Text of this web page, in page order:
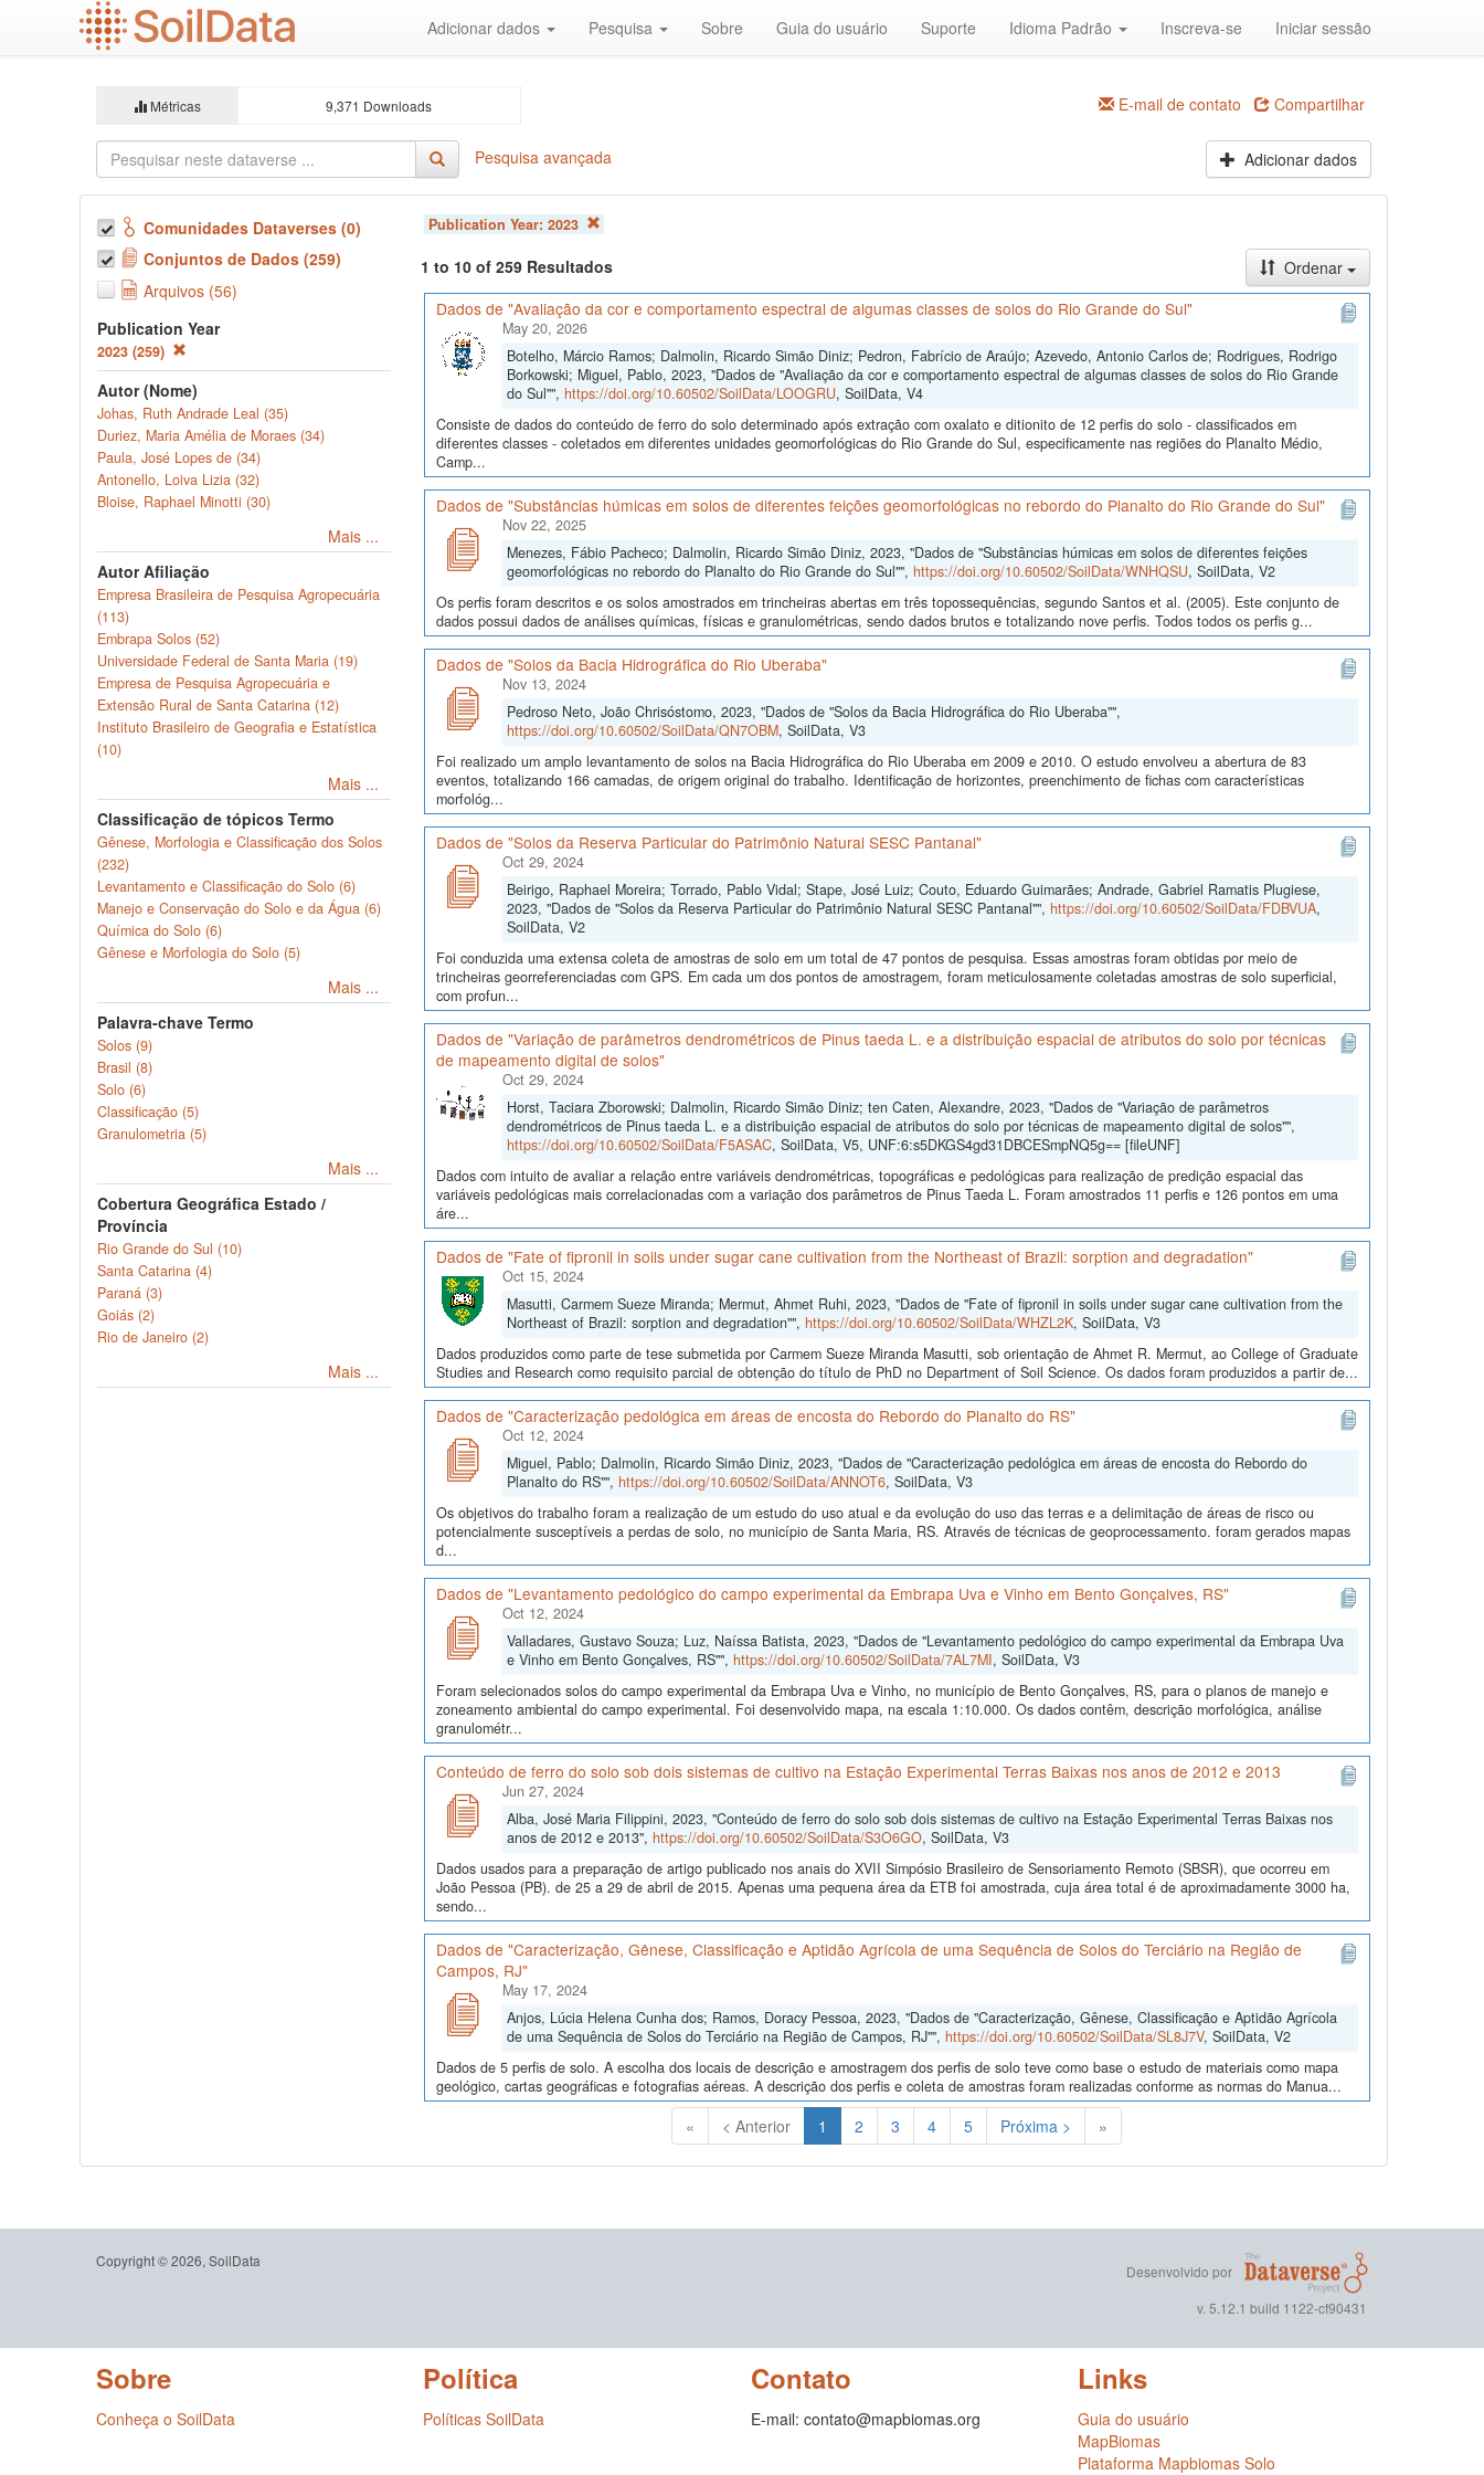
Adicionar dados Pesquisa Sobre Guia do usuário Suporte Idioma Padrão Inscreva-se Iniciar sessão
Métricas 9,371 Downloads E-mail de contato Compartilhar
Pesquisa avançada Adicionar dados
Comunidades Dataverses (0)
Conjuntos de Dados (259)
Arquivos (56)
Publication Year
2023 (259)
Autor (Nome)
Johas, Ruth Andrade Leal (35)
Duriez, Maria Amélia de Moraes (34)
Paula, José Lopes de (34)
Antonello, Loiva Lizia (32)
Bloise, Raphael Minotti (30)
Mais ...
Autor Afiliação
Empresa Brasileira de Pesquisa Agropecuária
(113)
Embrapa Solos (52)
Universidade Federal de Santa Maria (19)
Empresa de Pesquisa Agropecuária e
Extensão Rural de Santa Catarina (12)
Instituto Brasileiro de Geografia e Estatística
(10)
Mais ...
Classificação de tópicos Termo
Gênese, Morfologia e Classificação dos Solos
(232)
Levantamento e Classificação do Solo (6)
Manejo e Conservação do Solo e da Água (6)
Química do Solo (6)
Gênese e Morfologia do Solo (5)
Mais ...
Palavra-chave Termo
Solos (9)
Brasil (8)
Solo (6)
Classificação (5)
Granulometria (5)
Mais ...
Cobertura Geográfica Estado /
Província
Rio Grande do Sul (10)
Santa Catarina (4)
Paraná (3)
Goiás (2)
Rio de Janeiro (2)
Mais ...
Publication Year: 2023
1 to 10 of 259 Resultados
Ordenar
Dados de "Avaliação da cor e comportamento espectral de algumas classes de solos do Rio Grande do Sul"
May 20, 2026
Botelho, Márcio Ramos; Dalmolin, Ricardo Simão Diniz; Pedron, Fabrício de Araújo; Azevedo, Antonio Carlos de; Rodrigues, Rodrigo
Borkowski; Miguel, Pablo, 2023, "Dados de "Avaliação da cor e comportamento espectral de algumas classes de solos do Rio Grande
do Sul"", https://doi.org/10.60502/SoilData/LOOGRU, SoilData, V4
Consiste de dados do conteúdo de ferro do solo determinado após extração com oxalato e ditionito de 12 perfis do solo - classificados em
diferentes classes - coletados em diferentes unidades geomorfológicas do Rio Grande do Sul, especificamente nas regiões do Planalto Médio,
Camp...
Dados de "Substâncias húmicas em solos de diferentes feições geomorfológicas no rebordo do Planalto do Rio Grande do Sul"
Nov 22, 2025
Menezes, Fábio Pacheco; Dalmolin, Ricardo Simão Diniz, 2023, "Dados de "Substâncias húmicas em solos de diferentes feições
geomorfológicas no rebordo do Planalto do Rio Grande do Sul"", https://doi.org/10.60502/SoilData/WNHQSU, SoilData, V2
Os perfis foram descritos e os solos amostrados em trincheiras abertas em três topossequências, segundo Santos et al. (2005). Este conjunto de
dados possui dados de análises químicas, físicas e granulométricas, sendo dados brutos e totalizando nove perfis. Todos todos os perfis g...
Dados de "Solos da Bacia Hidrográfica do Rio Uberaba"
Nov 13, 2024
Pedroso Neto, João Chrisóstomo, 2023, "Dados de "Solos da Bacia Hidrográfica do Rio Uberaba"",
https://doi.org/10.60502/SoilData/QN7OBM, SoilData, V3
Foi realizado um amplo levantamento de solos na Bacia Hidrográfica do Rio Uberaba em 2009 e 2010. O estudo envolveu a abertura de 83
eventos, totalizando 166 camadas, de origem original do trabalho. Identificação de horizontes, preenchimento de fichas com características
morfológ...
Dados de "Solos da Reserva Particular do Patrimônio Natural SESC Pantanal"
Oct 29, 2024
Beirigo, Raphael Moreira; Torrado, Pablo Vidal; Stape, José Luiz; Couto, Eduardo Guimarães; Andrade, Gabriel Ramatis Plugiese,
2023, "Dados de "Solos da Reserva Particular do Patrimônio Natural SESC Pantanal"", https://doi.org/10.60502/SoilData/FDBVUA,
SoilData, V2
Foi conduzida uma extensa coleta de amostras de solo em um total de 47 pontos de pesquisa. Essas amostras foram obtidas por meio de
trincheiras georreferenciadas com GPS. Em cada um dos pontos de amostragem, foram meticulosamente coletadas amostras de solo superficial,
com profun...
Dados de "Variação de parâmetros dendrométricos de Pinus taeda L. e a distribuição espacial de atributos do solo por técnicas
de mapeamento digital de solos"
Oct 29, 2024
Horst, Taciara Zborowski; Dalmolin, Ricardo Simão Diniz; ten Caten, Alexandre, 2023, "Dados de "Variação de parâmetros
dendrométricos de Pinus taeda L. e a distribuição espacial de atributos do solo por técnicas de mapeamento digital de solos"",
https://doi.org/10.60502/SoilData/F5ASAC, SoilData, V5, UNF:6:s5DKGS4gd31DBCESmpNQ5g== [fileUNF]
Dados com intuito de avaliar a relação entre variáveis dendrométricas, topográficas e pedológicas para realização de predição espacial das
variáveis pedológicas mais correlacionadas com a variação dos parâmetros de Pinus Taeda L. Foram amostrados 11 perfis e 126 pontos em uma
áre...
Dados de "Fate of fipronil in soils under sugar cane cultivation from the Northeast of Brazil: sorption and degradation"
Oct 15, 2024
Masutti, Carmem Sueze Miranda; Mermut, Ahmet Ruhi, 2023, "Dados de "Fate of fipronil in soils under sugar cane cultivation from the
Northeast of Brazil: sorption and degradation"", https://doi.org/10.60502/SoilData/WHZL2K, SoilData, V3
Dados produzidos como parte de tese submetida por Carmem Sueze Miranda Masutti, sob orientação de Ahmet R. Mermut, ao College of Graduate
Studies and Research como requisito parcial de obtenção do título de PhD no Department of Soil Science. Os dados foram produzidos a partir de...
Dados de "Caracterização pedológica em áreas de encosta do Rebordo do Planalto do RS"
Oct 12, 2024
Miguel, Pablo; Dalmolin, Ricardo Simão Diniz, 2023, "Dados de "Caracterização pedológica em áreas de encosta do Rebordo do
Planalto do RS"", https://doi.org/10.60502/SoilData/ANNOT6, SoilData, V3
Os objetivos do trabalho foram a realização de um estudo do uso atual e da evolução do uso das terras e a delimitação de áreas de risco ou
potencialmente susceptíveis a perdas de solo, no município de Santa Maria, RS. Através de técnicas de geoprocessamento. foram gerados mapas
d...
Dados de "Levantamento pedológico do campo experimental da Embrapa Uva e Vinho em Bento Gonçalves, RS"
Oct 12, 2024
Valladares, Gustavo Souza; Luz, Naíssa Batista, 2023, "Dados de "Levantamento pedológico do campo experimental da Embrapa Uva
e Vinho em Bento Gonçalves, RS"", https://doi.org/10.60502/SoilData/7AL7MI, SoilData, V3
Foram selecionados solos do campo experimental da Embrapa Uva e Vinho, no município de Bento Gonçalves, RS, para o planos de manejo e
zoneamento ambiental do campo experimental. Foi desenvolvido mapa, na escala 1:10.000. Os dados contêm, descrição morfológica, análise
granulométr...
Conteúdo de ferro do solo sob dois sistemas de cultivo na Estação Experimental Terras Baixas nos anos de 2012 e 2013
Jun 27, 2024
Alba, José Maria Filippini, 2023, "Conteúdo de ferro do solo sob dois sistemas de cultivo na Estação Experimental Terras Baixas nos
anos de 2012 e 2013", https://doi.org/10.60502/SoilData/S3O6GO, SoilData, V3
Dados usados para a preparação de artigo publicado nos anais do XVII Simpósio Brasileiro de Sensoriamento Remoto (SBSR), que ocorreu em
João Pessoa (PB). de 25 a 29 de abril de 2015. Apenas uma pequena área da ETB foi amostrada, cuja área total é de aproximadamente 3000 ha,
sendo...
Dados de "Caracterização, Gênese, Classificação e Aptidão Agrícola de uma Sequência de Solos do Terciário na Região de
Campos, RJ"
May 17, 2024
Anjos, Lúcia Helena Cunha dos; Ramos, Doracy Pessoa, 2023, "Dados de "Caracterização, Gênese, Classificação e Aptidão Agrícola
de uma Sequência de Solos do Terciário na Região de Campos, RJ"", https://doi.org/10.60502/SoilData/SL8J7V, SoilData, V2
Dados de 5 perfis de solo. A escolha dos locais de descrição e amostragem dos perfis de solo teve como base o estudo de materiais como mapa
geológico, cartas geográficas e fotografias aéreas. A descrição dos perfis e coleta de amostras foram realizadas conforme as normas do Manua...
« < Anterior 1 (Atual)
2 3 4 5 Próxima > »
Copyright © 2026, SoilData
Desenvolvido por
v. 5.12.1 build 1122-cf90431
Sobre
Conheça o SoilData
Política
Políticas SoilData
Contato
E-mail: contato@mapbiomas.org
Links
Guia do usuário
MapBiomas
Plataforma Mapbiomas Solo